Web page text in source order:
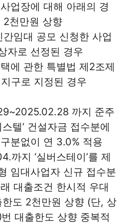
업장에 대해 아래의 경
2천만원 상향
임대 공모 신청한 사업
자로 선정된 경우
관한 특별법 제2조제
구로 지정된 경우
까지 준주
스텔’ 건설자금 접수분에
분없이 연 3.0% 적용
까지 ‘실버스테이’를 제
임대사업자 신규 접수분
대출조건 한시적 우대
한도 2천만원 상향 (단, 상
출한도 상향 중복적